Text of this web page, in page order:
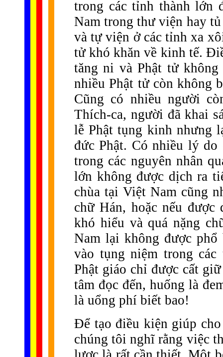
trong các tỉnh thành lớn
Nam trong thư viện hay
và tự viện ở các tỉnh xa
tử khó khăn về kinh tế.
tăng ni và Phật tử
nhiều Phật tử còn không
Cũng có nhiều người
Thích-ca, người đã khai
lễ Phật tụng kinh nhưng
đức Phật. Có nhiều lý
trong các nguyên nhân
lớn không được dịch ra
chùa tại Việt Nam cũng
chữ Hán, hoặc nếu
khó hiểu và quá nặng
Nam lại không được phổ
vào tụng niệm trong
Phật giáo chỉ được cất
tâm đọc đến, huống là
là uổng phí biết bao!
Để tạo điều kiện giúp
chúng tôi nghĩ rằng việc